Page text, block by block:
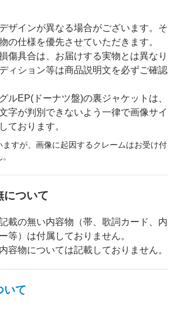
ザインが異なる場合がございます。そ
の仕様を優先させていただきます。
傷具合は、お届けする実物とは異なり
ィション等は商品説明文を必ずご確認
ルEP(ドーナツ盤)の裏ジャケットは、
字が判別できないよう一律で画像サイ
ております。
ますが、画像に起因するクレームはお受け付
について
載の無い内容物（帯、歌詞カード、内
等）は付属しておりません。
容物については記載しておりません。
いて